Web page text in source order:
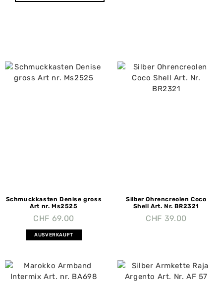
Schmuckkasten Denise gross
Art nr. Ms2525
CHF 69.00
AUSVERKAUFT
Silber Ohrencreolen Coco
Shell Art. Nr. BR2321
CHF 39.00